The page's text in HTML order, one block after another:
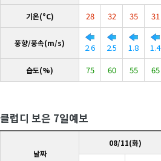
기온(°C) 28 32 35 31
풍향/풍속(m/s) 2.6 2.5 1.8 1.4
습도(%) 75 60 55 65
클럽디 보은 7일예보
날짜
08/11(화)